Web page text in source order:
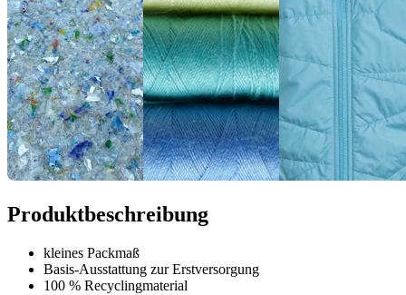
Produktbeschreibung
kleines Packmaß
Basis-Ausstattung zur Erstversorgung
100 % Recyclingmaterial